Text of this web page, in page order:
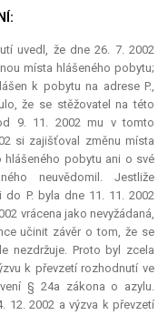
uvedl, že dne 26. 7. 2002
místa hlášeného pobytu;
k pobytu na adrese P.,
že se stěžovatel na této
9. 11. 2002 mu v tomto
si zajišťoval změnu místa
hlášeného pobytu ani o své
neuvědomil. Jestliže
P. byla dne 11. 11. 2002
vrácena jako nevyžádaná,
učinit závěr o tom, že se
nezdržuje. Proto byl zcela
k převzetí rozhodnutí ve
§ 24a zákona o azylu.
12. 2002 a výzva k převzetí